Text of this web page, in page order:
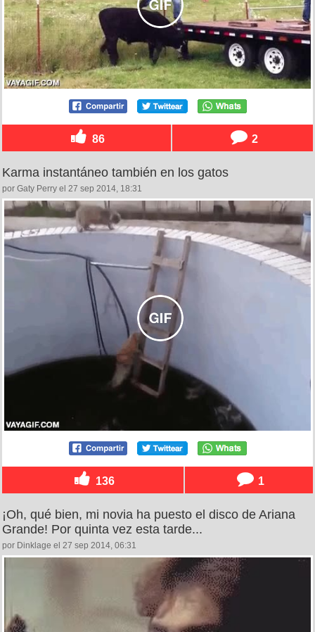
86 2
Karma instantáneo también en los gatos
por Gaty Perry el 27 sep 2014, 18:31
136 1
¡Oh, qué bien, mi novia ha puesto el disco de Ariana
Grande! Por quinta vez esta tarde...
por Dinklage el 27 sep 2014, 06:31